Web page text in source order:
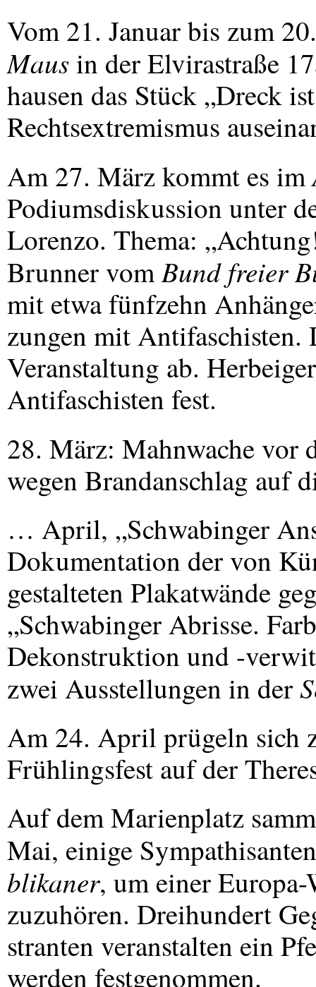
Vom 21. Januar bis zum
Mausin der Elvirastraße
hausen das Stück „Dreck
Rechtsextremismus
Am 27. März kommt es im
Podiumsdiskussion unter
Lorenzo. Thema:
Brunner vomBund freier
mit etwa fünfzehn
zungen mit
Veranstaltung ab.
Antifaschisten fest.
28. März: Mahnwache vor
wegen Brandanschlag auf
… April, „Schwabinger
Dokumentation der von
gestalteten Plakatwände
„Schwabinger Abrisse.
Dekonstruktion und -
zwei Ausstellungen in der
Am 24. April prügeln sich
Frühlingsfest auf der
Auf dem Marienplatz
Mai, einige
blikaner, um einer
zuzuhören. Dreihundert
stranten veranstalten ein
werden festgenommen.